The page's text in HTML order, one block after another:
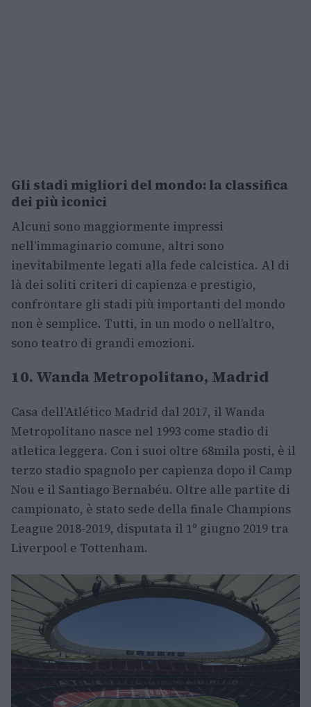
Gli stadi migliori del mondo: la classifica
dei più iconici
Alcuni sono maggiormente impressi
nell’immaginario comune, altri sono
inevitabilmente legati alla fede calcistica. Al di
là dei soliti criteri di capienza e prestigio,
confrontare gli stadi più importanti del mondo
non è semplice. Tutti, in un modo o nell’altro,
sono teatro di grandi emozioni.
10. Wanda Metropolitano, Madrid
Casa dell’Atlético Madrid dal 2017, il Wanda
Metropolitano nasce nel 1993 come stadio di
atletica leggera. Con i suoi oltre 68mila posti, è il
terzo stadio spagnolo per capienza dopo il Camp
Nou e il Santiago Bernabéu. Oltre alle partite di
campionato, è stato sede della finale Champions
League 2018-2019, disputata il 1º giugno 2019 tra
Liverpool e Tottenham.